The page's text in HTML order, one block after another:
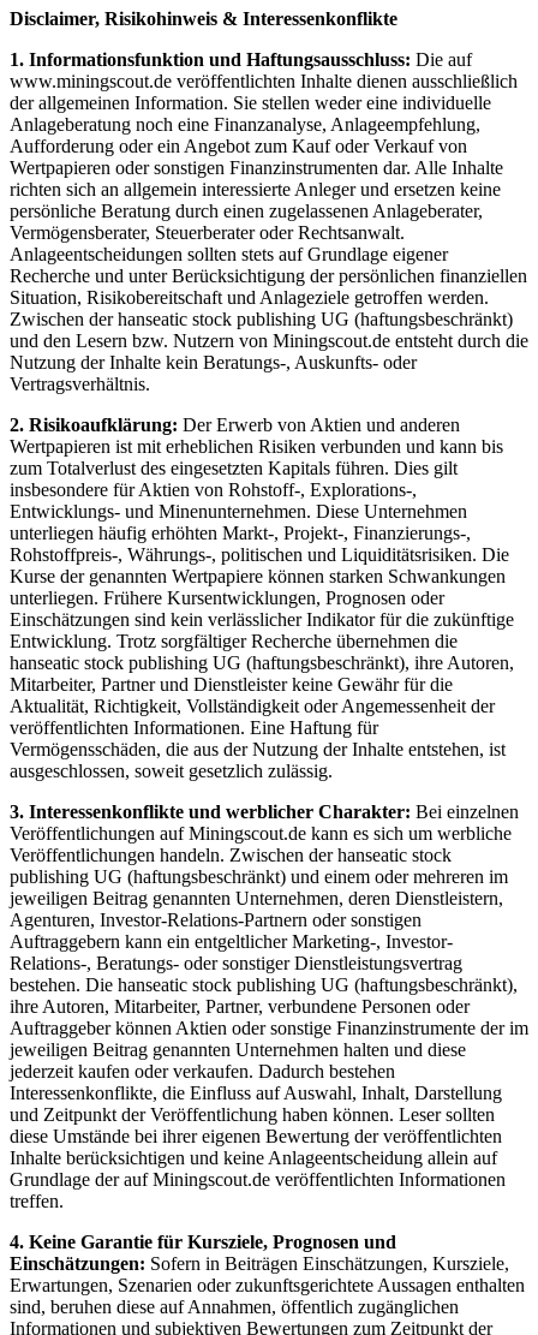
Disclaimer, Risikohinweis & Interessenkonflikte
1. Informationsfunktion und Haftungsausschluss: Die auf
www.miningscout.de veröffentlichten Inhalte dienen ausschließlich
der allgemeinen Information. Sie stellen weder eine individuelle
Anlageberatung noch eine Finanzanalyse, Anlageempfehlung,
Aufforderung oder ein Angebot zum Kauf oder Verkauf von
Wertpapieren oder sonstigen Finanzinstrumenten dar. Alle Inhalte
richten sich an allgemein interessierte Anleger und ersetzen keine
persönliche Beratung durch einen zugelassenen Anlageberater,
Vermögensberater, Steuerberater oder Rechtsanwalt.
Anlageentscheidungen sollten stets auf Grundlage eigener
Recherche und unter Berücksichtigung der persönlichen finanziellen
Situation, Risikobereitschaft und Anlageziele getroffen werden.
Zwischen der hanseatic stock publishing UG (haftungsbeschränkt)
und den Lesern bzw. Nutzern von Miningscout.de entsteht durch die
Nutzung der Inhalte kein Beratungs-, Auskunfts- oder
Vertragsverhältnis.
2. Risikoaufklärung: Der Erwerb von Aktien und anderen
Wertpapieren ist mit erheblichen Risiken verbunden und kann bis
zum Totalverlust des eingesetzten Kapitals führen. Dies gilt
insbesondere für Aktien von Rohstoff-, Explorations-,
Entwicklungs- und Minenunternehmen. Diese Unternehmen
unterliegen häufig erhöhten Markt-, Projekt-, Finanzierungs-,
Rohstoffpreis-, Währungs-, politischen und Liquiditätsrisiken. Die
Kurse der genannten Wertpapiere können starken Schwankungen
unterliegen. Frühere Kursentwicklungen, Prognosen oder
Einschätzungen sind kein verlässlicher Indikator für die zukünftige
Entwicklung. Trotz sorgfältiger Recherche übernehmen die
hanseatic stock publishing UG (haftungsbeschränkt), ihre Autoren,
Mitarbeiter, Partner und Dienstleister keine Gewähr für die
Aktualität, Richtigkeit, Vollständigkeit oder Angemessenheit der
veröffentlichten Informationen. Eine Haftung für
Vermögensschäden, die aus der Nutzung der Inhalte entstehen, ist
ausgeschlossen, soweit gesetzlich zulässig.
3. Interessenkonflikte und werblicher Charakter: Bei einzelnen
Veröffentlichungen auf Miningscout.de kann es sich um werbliche
Veröffentlichungen handeln. Zwischen der hanseatic stock
publishing UG (haftungsbeschränkt) und einem oder mehreren im
jeweiligen Beitrag genannten Unternehmen, deren Dienstleistern,
Agenturen, Investor-Relations-Partnern oder sonstigen
Auftraggebern kann ein entgeltlicher Marketing-, Investor-
Relations-, Beratungs- oder sonstiger Dienstleistungsvertrag
bestehen. Die hanseatic stock publishing UG (haftungsbeschränkt),
ihre Autoren, Mitarbeiter, Partner, verbundene Personen oder
Auftraggeber können Aktien oder sonstige Finanzinstrumente der im
jeweiligen Beitrag genannten Unternehmen halten und diese
jederzeit kaufen oder verkaufen. Dadurch bestehen
Interessenkonflikte, die Einfluss auf Auswahl, Inhalt, Darstellung
und Zeitpunkt der Veröffentlichung haben können. Leser sollten
diese Umstände bei ihrer eigenen Bewertung der veröffentlichten
Inhalte berücksichtigen und keine Anlageentscheidung allein auf
Grundlage der auf Miningscout.de veröffentlichten Informationen
treffen.
4. Keine Garantie für Kursziele, Prognosen und
Einschätzungen: Sofern in Beiträgen Einschätzungen, Kursziele,
Erwartungen, Szenarien oder zukunftsgerichtete Aussagen enthalten
sind, beruhen diese auf Annahmen, öffentlich zugänglichen
Informationen und subjektiven Bewertungen zum Zeitpunkt der